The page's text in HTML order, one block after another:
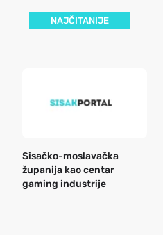
NAJČITANIJE
Sisačko-moslavačka
županija kao centar
gaming industrije